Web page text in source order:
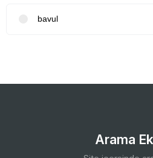
bavul
Arama